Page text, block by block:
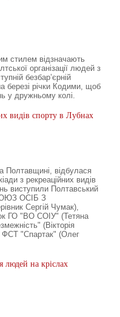
стилем відзначають
організації людей з
безбар’єрній
березі річки Кодими, щоб
у дружньому колі.
видів спорту в Лубнах
Полтавщині, відбулася
з рекреаційних видів
виступили Полтавський
ОСІБ З
Сергій Чумак),
ГО "ВО СОІУ" (Тетяна
(Вікторія
"Спартак" (Олег
людей на кріслах